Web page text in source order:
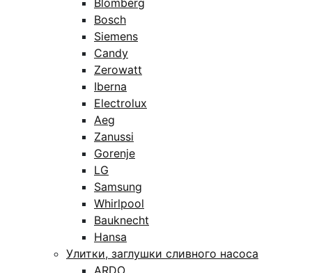
Blomberg
Bosch
Siemens
Candy
Zerowatt
Iberna
Electrolux
Aeg
Zanussi
Gorenje
LG
Samsung
Whirlpool
Bauknecht
Hansa
Улитки, заглушки сливного насоса
ARDO